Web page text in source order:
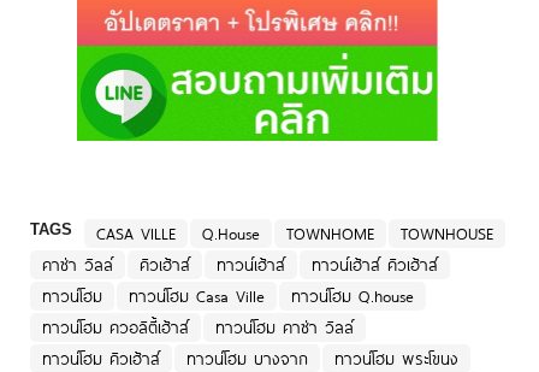
TAGS CASA VILLE Q.House TOWNHOME
TOWNHOUSE
คาซ่า วิลล์
คิวเฮ้าส์ ทาวน์เฮ้าส์
ทาวน์เฮ้าส์ คิวเฮ้าส์
ทาวน์โฮม
ทาวน์โฮม Casa Ville
ทาวน์โฮม Q.house
ทาวน์โฮม ควอลิตี้เฮ้าส์
ทาวน์โฮม คาซ่า วิลล์
ทาวน์โฮม คิวเฮ้าส์
ทาวน์โฮม บางจาก
ทาวน์โฮม พระโขนง